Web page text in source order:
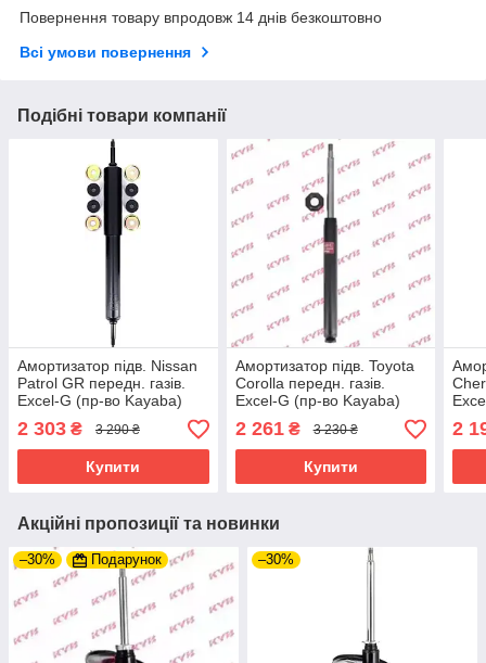
Повернення товару впродовж 14 днів безкоштовно
Всі умови повернення
Подібні товари компанії
Амортизатор підв. Nissan
Patrol GR передн. газів.
Excel-G (пр-во Kayaba)
2 303 ₴ 3 290 ₴
Купити
Амортизатор підв. Toyota
Corolla передн. газів.
Excel-G (пр-во Kayaba)
2 261₴ 3 230 ₴
Купити
2
Акційні пропозиції та новинки
–30% Подарунок –30%